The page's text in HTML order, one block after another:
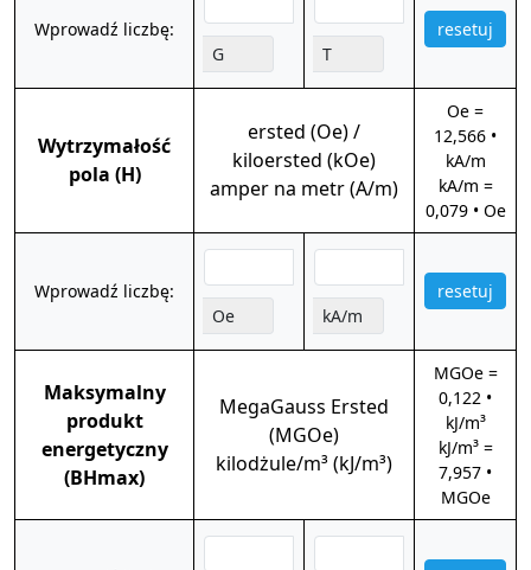
Wprowadź liczbę:
G
T
resetuj
Wytrzymałość
pola (H)
ersted (Oe) /
kiloersted (kOe)
amper na metr (A/m)
Oe =
12,566 •
kA/m
kA/m =
0,079 • Oe
Wprowadź liczbę:
Oe
kA/m
resetuj
Maksymalny
produkt
energetyczny
(BHmax)
MegaGauss Ersted
(MGOe)
kilodżule/m³ (kJ/m³)
MGOe =
0,122 •
kJ/m³
kJ/m³ =
7,957 •
MGOe